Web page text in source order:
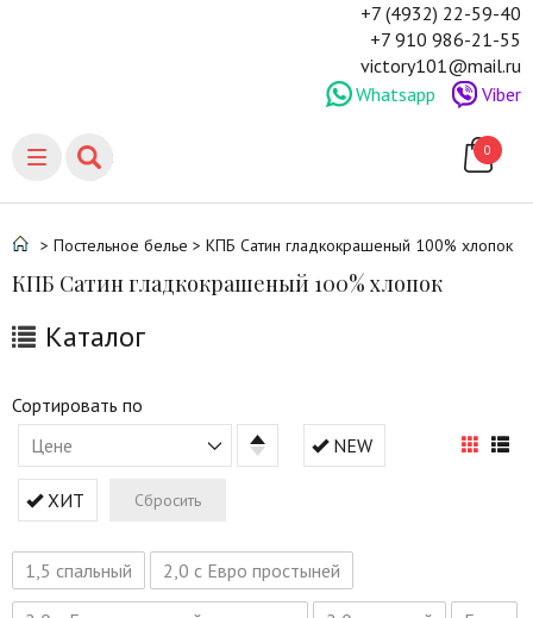
+7 (4932) 22-59-40
+7 910 986-21-55
victory101@mail.ru
Whatsapp
Viber
0
> Постельное белье > КПБ Сатин гладкокрашеный 100% хлопок
КПБ Сатин гладкокрашеный 100% хлопок
Каталог
Сортировать по
Цене
NEW
ХИТ Сбросить
1,5 спальный 2,0 с Евро простыней